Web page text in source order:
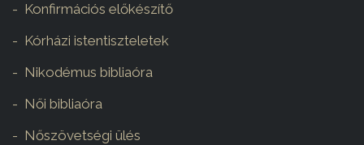
Konfirmációs előkészítő
Kórházi istentiszteletek
Nikodémus bibliaóra
Női bibliaóra
Nőszövetségi ülés